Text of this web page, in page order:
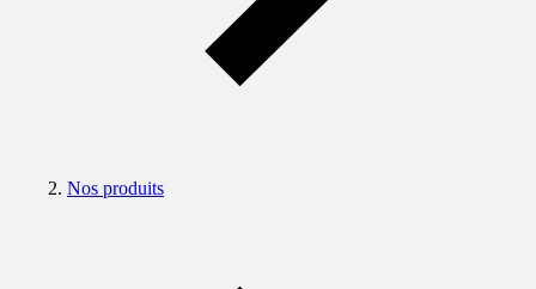
Nos produits